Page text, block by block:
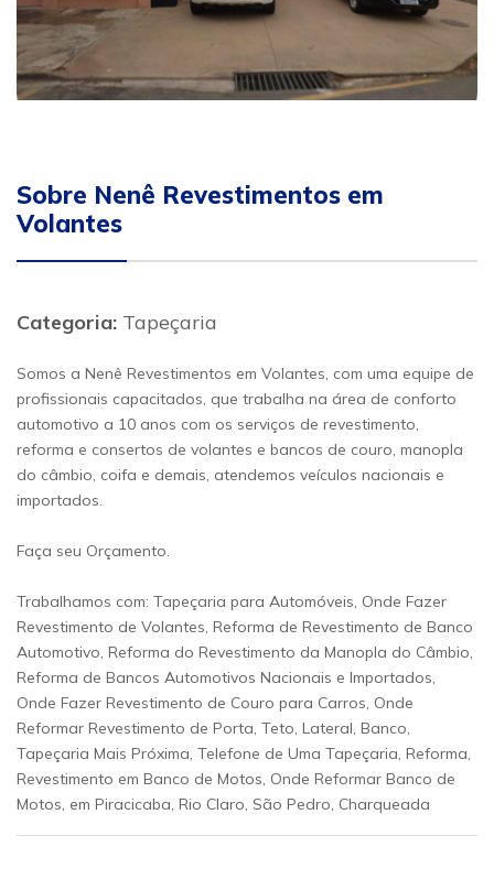
Sobre Nenê Revestimentos em
Volantes
Categoria: Tapeçaria
Somos a Nenê Revestimentos em Volantes, com uma equipe de
profissionais capacitados, que trabalha na área de conforto
automotivo a 10 anos com os serviços de revestimento,
reforma e consertos de volantes e bancos de couro, manopla
do câmbio, coifa e demais, atendemos veículos nacionais e
importados.
Faça seu Orçamento.
Trabalhamos com: Tapeçaria para Automóveis, Onde Fazer
Revestimento de Volantes, Reforma de Revestimento de Banco
Automotivo, Reforma do Revestimento da Manopla do Câmbio,
Reforma de Bancos Automotivos Nacionais e Importados,
Onde Fazer Revestimento de Couro para Carros, Onde
Reformar Revestimento de Porta, Teto, Lateral, Banco,
Tapeçaria Mais Próxima, Telefone de Uma Tapeçaria, Reforma,
Revestimento em Banco de Motos, Onde Reformar Banco de
Motos, em Piracicaba, Rio Claro, São Pedro, Charqueada